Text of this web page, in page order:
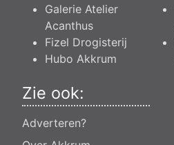
Galerie Atelier
Acanthus
Fizel Drogisterij
Hubo Akkrum
Zie ook:
Adverteren?